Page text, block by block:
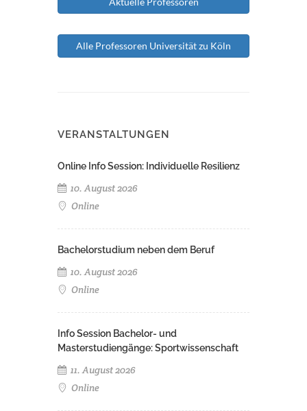
Alle Professoren Universität zu Köln
VERANSTALTUNGEN
Online Info Session: Individuelle Resilienz
10. August 2026
Online
Bachelorstudium neben dem Beruf
10. August 2026
Online
Info Session Bachelor- und
Masterstudiengänge: Sportwissenschaft
11. August 2026
Online